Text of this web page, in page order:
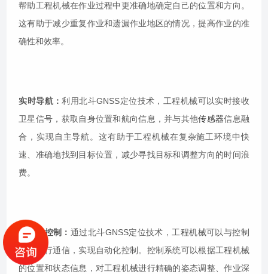
帮助工程机械在作业过程中更准确地确定自己的位置和方向。
这有助于减少重复作业和遗漏作业地区的情况，提高作业的准
确性和效率。
实时导航：利用北斗GNSS定位技术，工程机械可以实时接收
卫星信号，获取自身位置和航向信息，并与其他传感器信息融
合，实现自主导航。这有助于工程机械在复杂施工环境中快
速、准确地找到目标位置，减少寻找目标和调整方向的时间浪
费。
自动化控制： 通过北斗GNSS定位技术，工程机械可以与控制
系统进行通信，实现自动化控制。控制系统可以根据工程机械
的位置和状态信息，对工程机械进行精确的姿态调整、作业深